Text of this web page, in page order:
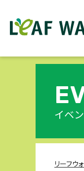
イベ
リーフウ